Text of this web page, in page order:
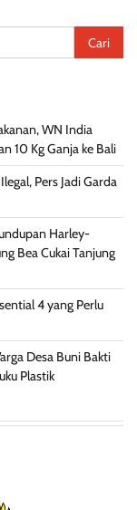
WN India
10 Kg Ganja ke Bali
Pers Jadi Garda
Harley-
Bea Cukai Tanjung
4 yang Perlu
Desa Buni Bakti
Plastik